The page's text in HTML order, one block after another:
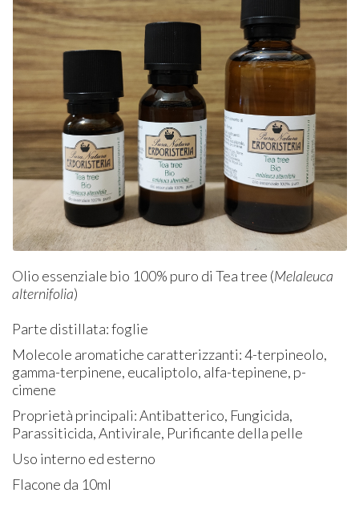
Olio essenziale bio 100% puro di Tea tree (Melaleuca
alternifolia)
Parte distillata: foglie
Molecole aromatiche caratterizzanti: 4-terpineolo,
gamma-terpinene, eucaliptolo, alfa-tepinene, p-
cimene
Proprietà principali: ​Antibatterico, Fungicida,
Parassiticida, Antivirale, Purificante della pelle
Uso interno ed esterno
Flacone da 10ml